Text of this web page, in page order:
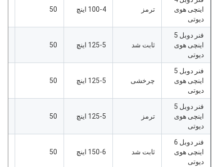
اینچی هوی
دیوتی
ترمز 100-4 اینچ 50
فنر دوبل 5
اینچی هوی
دیوتی
ثابت شد 125-5 اینچ 50
فنر دوبل 5
اینچی هوی
دیوتی
چرخشی 125-5 اینچ 50
فنر دوبل 5
اینچی هوی
دیوتی
ترمز 125-5 اینچ 50
فنر دوبل 6
اینچی هوی
دیوتی
ثابت شد 150-6 اینچ 50